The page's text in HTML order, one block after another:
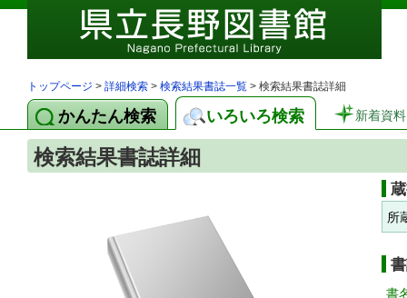
トップページ > 詳細検索 > 検索結果書誌一覧 > 検索結果書誌詳細
かんたん検索 いろいろ検索 新着資料
検索結果書誌詳細
所
書